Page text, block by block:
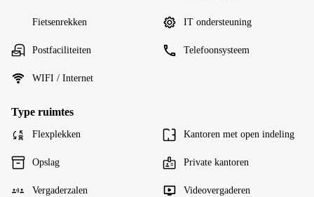
Fietsenrekken IT ondersteuning
Postfaciliteiten Telefoonsysteem
WIFI / Internet
Type ruimtes
Flexplekken Kantoren met open indeling
Opslag Private kantoren
Vergaderzalen Videovergaderen